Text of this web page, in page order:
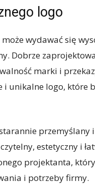
logo
wydawać się
Dobrze
marki i
unikalne logo, które
przemyślany
estetyczny i
projektanta,
i potrzeby firmy.